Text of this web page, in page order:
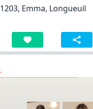
Emma, Longueuil